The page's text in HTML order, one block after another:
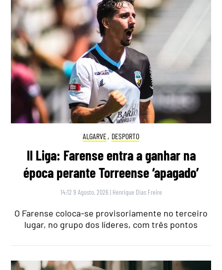
ALGARVE, DESPORTO
II Liga: Farense entra a ganhar na
época perante Torreense ‘apagado’
14:12 9 Agosto, 2026 | Henrique Dias Freire
O Farense coloca-se provisoriamente no terceiro
lugar, no grupo dos líderes, com três pontos